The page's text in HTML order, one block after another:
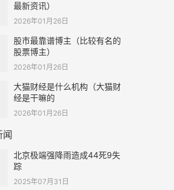
最新资讯）
2026年01月26日
股市最靠谱博主（比较有名的
股票博主）
2026年01月26日
大猫财经是什么机构（大猫财
经是干嘛的
2026年01月26日
北京极端强降雨造成44死9失
踪
2025年07月31日